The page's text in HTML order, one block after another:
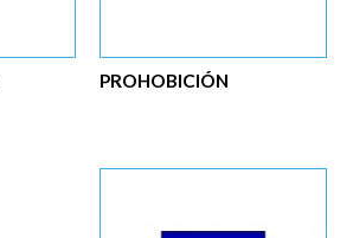
PROHOBICIÓN